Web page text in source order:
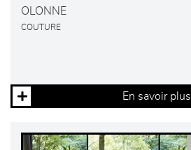
OLONNE
COUTURE
En savoir plus